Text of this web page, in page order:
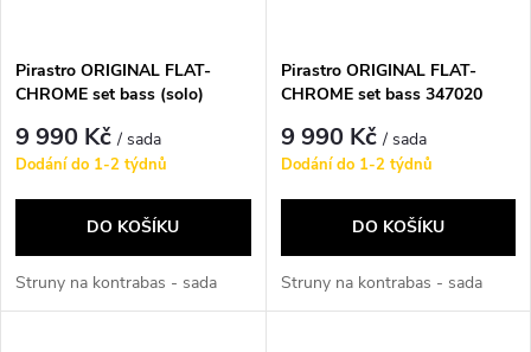
Pirastro ORIGINAL FLAT-
CHROME set bass (solo)
9 990 Kč/ sada
Dodání do 1-2 týdnů
DO KOŠÍKU
Struny na kontrabas - sada
Pirastro ORIGINAL FLAT-
CHROME set bass 347020
9 990 Kč/ sada
Dodání do 1-2 týdnů
DO KOŠÍKU
Struny na kontrabas - sada